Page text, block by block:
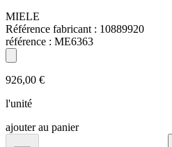
MIELE
Référence fabricant : 10889920
référence : ME6363
926,00 €
l'unité
ajouter au panier